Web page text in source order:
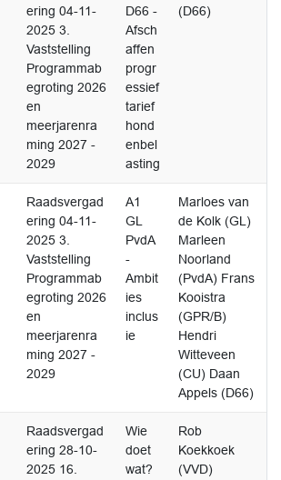
ering 04-11-
2025 3.
Vaststelling
Programmab
egroting 2026
en
meerjarenra
ming 2027 -
2029
D66 -
Afsch
affen
progr
essief
tarief
hond
enbel
asting
(D66)
Raadsvergad
ering 04-11-
2025 3.
Vaststelling
Programmab
egroting 2026
en
meerjarenra
ming 2027 -
2029
A1
GL
PvdA
-
Ambit
ies
inclus
ie
Marloes van
de Kolk (GL)
Marleen
Noorland
(PvdA) Frans
Kooistra
(GPR/B)
Hendri
Witteveen
(CU) Daan
Appels (D66)
Raadsvergad
ering 28-10-
2025 16.
Wie
doet
wat?
Rob
Koekkoek
(VVD)